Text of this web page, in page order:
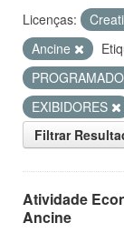
Licenças:
Ancine
EXIBIDORES
Filtrar
Atividade
Ancine